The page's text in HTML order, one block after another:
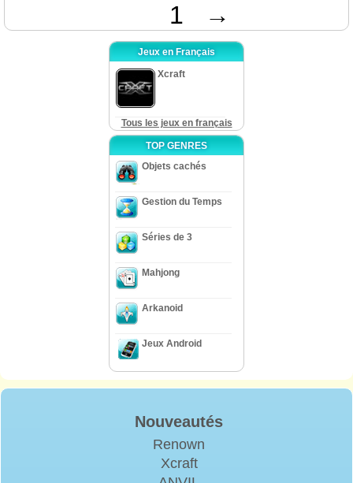
1 →
Jeux en Français
Xcraft
Tous les jeux en français
TOP GENRES
Objets cachés
Gestion du Temps
Séries de 3
Mahjong
Arkanoid
Jeux Android
Nouveautés
Renown
Xcraft